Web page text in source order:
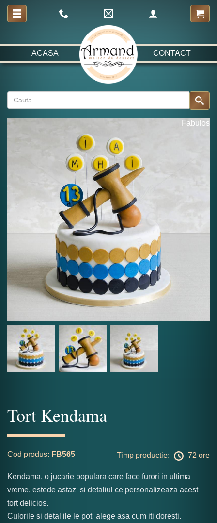
ACASA CONTACT
Fabulos
Tort Kendama
Cod produs: FB565 Timp productie: 72 ore
Kendama, o jucarie populara care face furori in ultima
vreme, estede astazi si detaliul ce personalizeaza acest
tort delicios.
Culorile si detaliile le poti alege asa cum iti doresti.